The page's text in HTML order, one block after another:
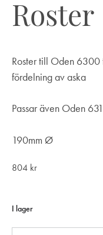
Roster
Roster till Oden 6300
fördelning av aska
Passar även Oden
190mm Ø
804 kr
I lager